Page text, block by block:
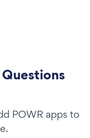
POWR apps to